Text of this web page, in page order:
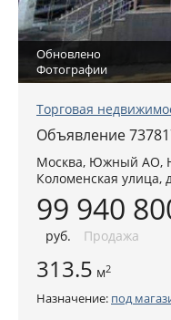
Обновлено
Фотографии
Торговая
Объявление
Москва, Южный АО,
Коломенская улица,
99 940
руб. Продажа
313.5 м2
Назначение: под